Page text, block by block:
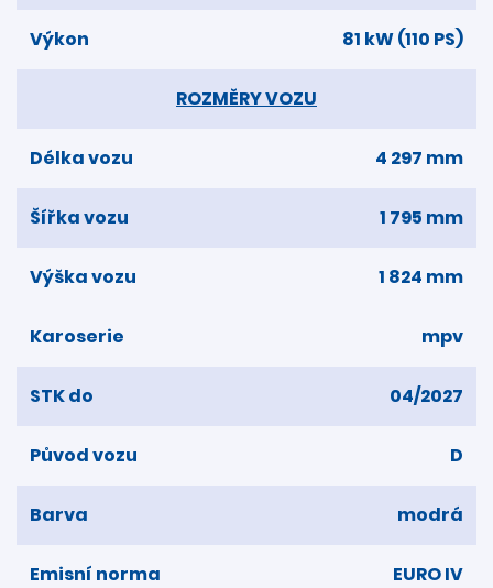
Výkon 81 kW (110 PS)
ROZMĚRY VOZU
Délka vozu 4 297 mm
Šířka vozu 1 795 mm
Výška vozu 1 824 mm
Karoserie mpv
STK do 04/2027
Původ vozu D
Barva modrá
Emisní norma EURO IV